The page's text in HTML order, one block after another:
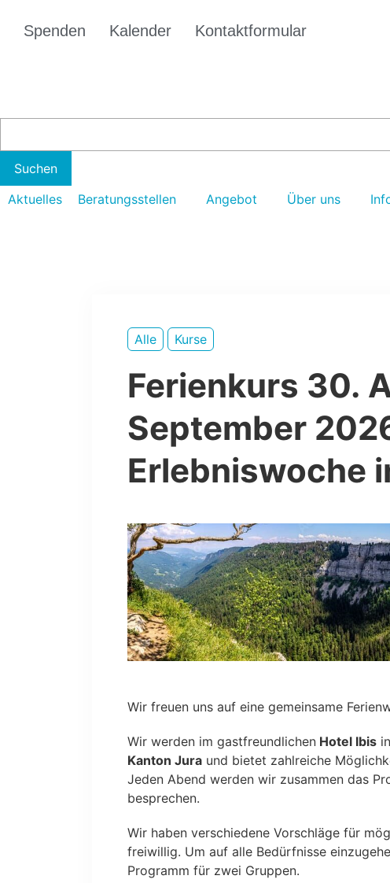
Spenden Kalender Kontaktformular
Aktuelles Beratungsstellen Angebot Über uns
Alle Kurse
Ferienkurs 30.
September
Erlebniswoche
Wir freuen uns auf eine gemeinsame
Wir werden im gastfreundlichen Hotel Ibis in
Kanton Jura und bietet zahlreiche
Jeden Abend werden wir zusammen das
besprechen.
Wir haben verschiedene Vorschläge für
freiwillig. Um auf alle Bedürfnisse
Programm für zwei Gruppen.